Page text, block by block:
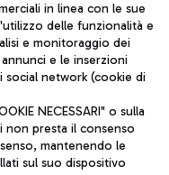
in linea con le sue
delle funzionalità e
e monitoraggio dei
e le inserzioni
social network (cookie di
NECESSARI" o sulla
non presta il consenso
mantenendo le
sul suo dispositivo